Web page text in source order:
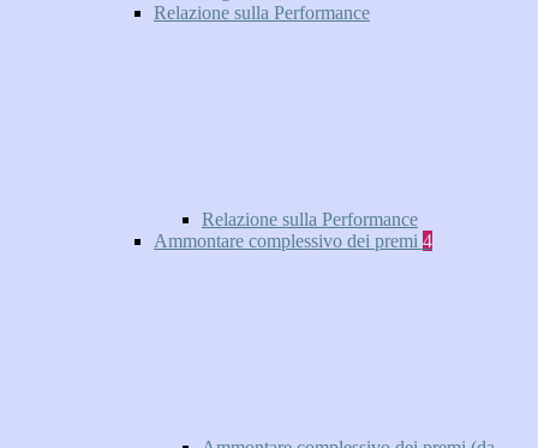
Relazione sulla Performance
Relazione sulla Performance
Ammontare complessivo dei premi 4